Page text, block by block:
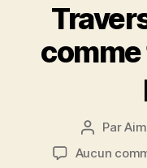
Auteur
Par
Aucun